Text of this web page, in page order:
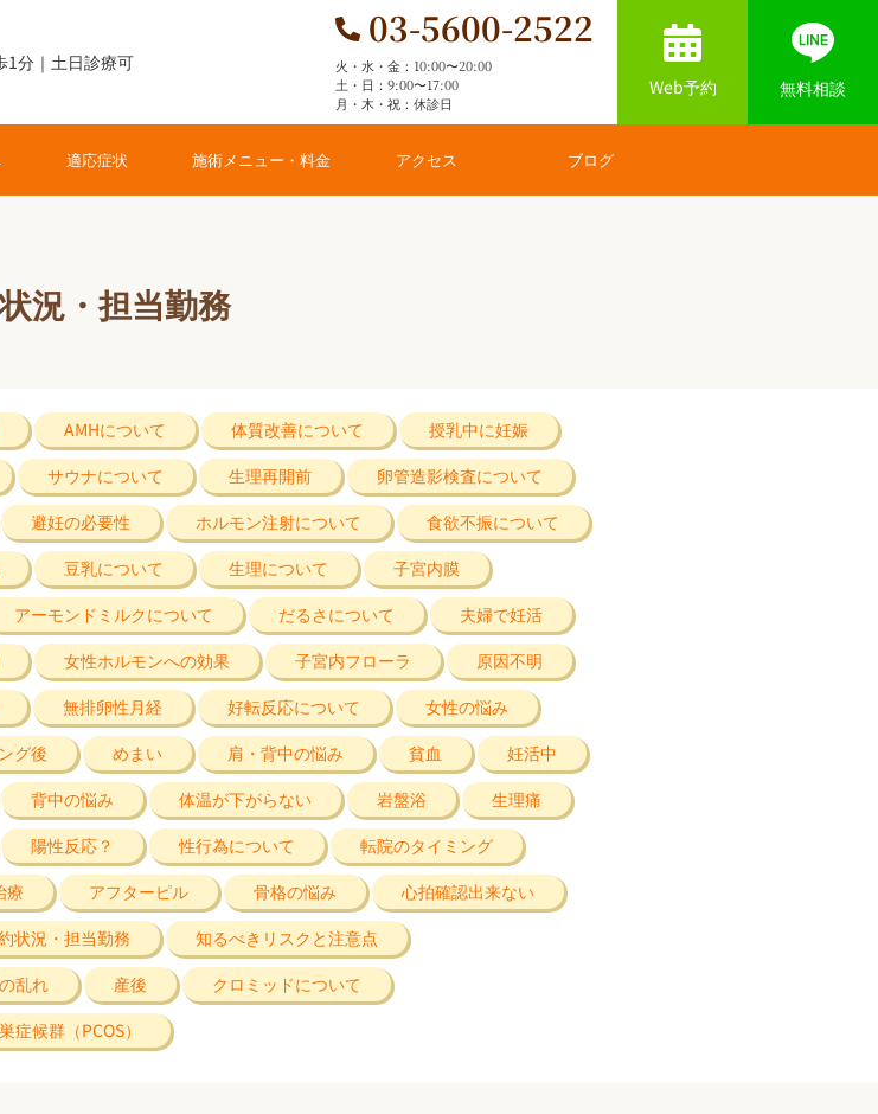
1分｜土日診療可
03-5600-2522
火・水・金：10:00〜20:00
土・日：9:00〜17:00
月・木・祝：休診日
Web予約 無料相談
適応症状 施術メニュー・料金 アクセス ブログ
況・担当勤務
AMHについて 体質改善について
授乳中に妊娠
サウナについて 生理再開前
卵管造影検査について
避妊の必要性 ホルモン注射について
食欲不振について
豆乳について 生理について
子宮内膜
アーモンドミルクについて だるさについて
夫婦で妊活
女性ホルモンへの効果 子宮内フローラ
原因不明
無排卵性月経 好転反応について
女性の悩み
グ後 めまい 肩・背中の悩み 貧血
妊活中
背中の悩み 体温が下がらない 岩盤浴
生理痛
陽性反応？ 性行為について
転院のタイミング
療 アフターピル 骨格の悩み
心拍確認出来ない
状況・担当勤務
知るべきリスクと注意点
乱れ 産後
クロミッドについて
症候群（PCOS）